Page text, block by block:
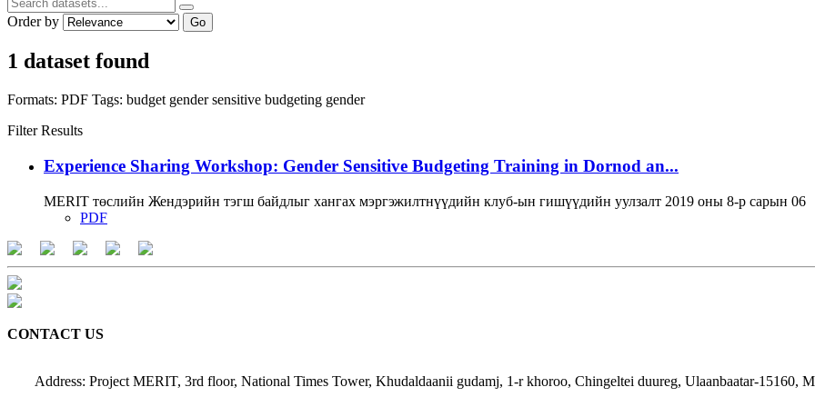
Order by Go
1 dataset found
Formats: PDF Tags: budget gender sensitive budgeting gender
Filter Results
Experience Sharing Workshop: Gender Sensitive Budgeting Training in Dornod an...
MERIT төслийн Жендэрийн тэгш байдлыг хангах мэргэжилтнүүдийн клуб-ын гишүүдийн уулзалт 2019 оны 8-р сарын 06
PDF
CONTACT US
Address: Project MERIT, 3rd floor, National Times Tower, Khudaldaanii gudamj, 1-r khoroo, Chingeltei duureg, Ulaanbaatar-15160,